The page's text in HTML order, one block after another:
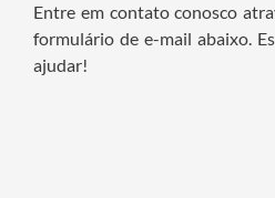
Entre em contato conosco
formulário de e-mail abaixo.
ajudar!